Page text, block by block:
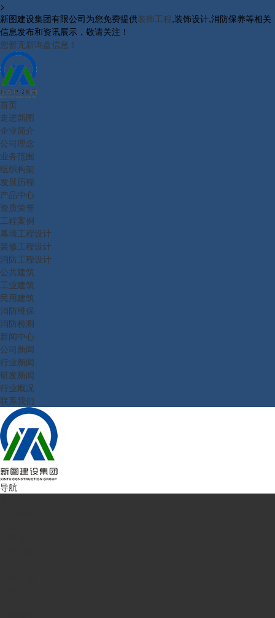
>
新图建设集团有限公司为您免费提供装饰工程,装饰设计,消防保养等相关
信息发布和资讯展示，敬请关注！
您暂无新询盘信息！
首页
走进新图
企业简介
公司理念
业务范围
组织构架
发展历程
产品中心
资质荣誉
工程案例
幕墙工程设计
装修工程设计
消防工程设计
公共建筑
工业建筑
民用建筑
消防维保
消防检测
新闻中心
公司新闻
行业新闻
研发新闻
行业概况
联系我们
导航